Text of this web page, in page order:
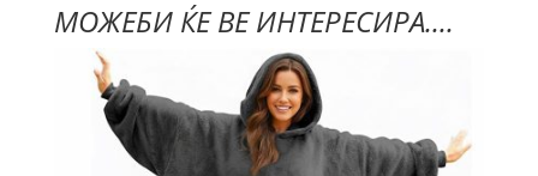
МОЖЕБИ ЌЕ ВЕ ИНТЕРЕСИРА....